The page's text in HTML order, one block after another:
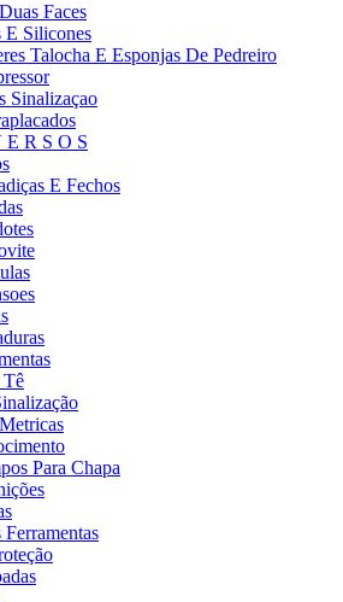
Faces
E Silicones
Talocha E Esponjas De Pedreiro
Sinalizaçao
R S O S
E Fechos
Tê
Para Chapa
Ferramentas